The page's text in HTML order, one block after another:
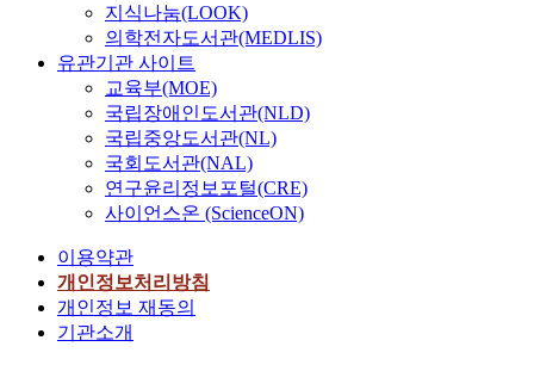
지식나눔(LOOK)
의학전자도서관(MEDLIS)
유관기관 사이트
교육부(MOE)
국립장애인도서관(NLD)
국립중앙도서관(NL)
국회도서관(NAL)
연구윤리정보포털(CRE)
사이언스온 (ScienceON)
이용약관
개인정보처리방침
개인정보 재동의
기관소개